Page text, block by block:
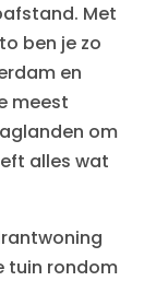
Met
ben je zo
en
meest
om
alles wat
tuin rondom